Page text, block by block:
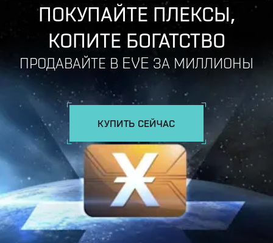
ПОКУПАЙТЕ ПЛЕКСЫ,
КОПИТЕ БОГАТСТВО
ПРОДАВАЙТЕ В EVE ЗА МИЛЛИОНЫ
КУПИТЬ СЕЙЧАС